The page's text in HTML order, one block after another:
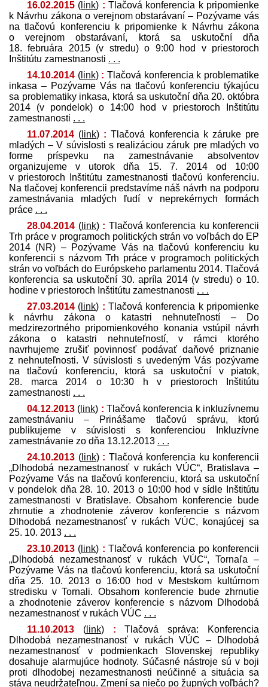
16.02.2015 ( link) : Tlačová konferencia k pripomienke
k Návrhu zákona o verejnom obstarávaní – Pozývame vás
na tlačovú konferenciu k pripomienke k Návrhu zákona
o verejnom obstarávaní, ktorá sa uskutoční dňa
18. februára 2015 (v stredu) o 9:00 hod v priestoroch
Inštitútu zamestnanosti . . .
14.10.2014 (link) : Tlačová konferencia k problematike
inkasa – Pozývame Vás na tlačovú konferenciu týkajúcu
sa problematiky inkasa, ktorá sa uskutoční dňa 20. októbra
2014 (v pondelok) o 14:00 hod v priestoroch Inštitútu
zamestnanosti . . .
11.07.2014 ( link) : Tlačová konferencia k záruke pre
mladých – V súvislosti s realizáciou záruk pre mladých vo
forme príspevku na zamestnávanie absolventov
organizujeme v utorok dňa 15. 7. 2014 od 10:00
v priestoroch Inštitútu zamestnanosti tlačovú konferenciu.
Na tlačovej konferencii pred­stavíme náš návrh na podporu
zamestnávania mladých ľudí v neprekérnych formách
práce . . .
28.04.2014 (link) : Tlačová konferencia ku konferencii
Trh práce v programoch politických strán vo voľbách do EP
2014 (NR) – Pozývame Vás na tlačovú konferenciu ku
konferencii s názvom Trh práce v programoch politických
strán vo voľbách do Európskeho parlamentu 2014. Tlačová
konferencia sa uskutoční 30. apríla 2014 (v stredu) o 10.
hodine v priestoroch Inštitútu zamestnanosti . . .
27.03.2014 ( link) : Tlačová konferencia k pripomienke
k návrhu zákona o katastri nehnuteľností – Do
medzirezortného pripomienkového konania vstúpil návrh
zákona o katastri nehnuteľností, v rámci ktorého
navrhujeme zrušiť povinnosť podávať daňové priznanie
z nehnuteľnosti. V súvislosti s uvedeným Vás pozývame
na tlačovú konferenciu, ktorá sa uskutoční v piatok,
28. marca 2014 o 10:30 h v priestoroch Inštitútu
zamestnanosti . . .
04.12.2013 ( link) : Tlačová konferencia k inkluzívnemu
zamestnávaniu – Prinášame tlačovú správu, ktorú
publikujeme v súvislosti s konferenciou Inkluzívne
zamestnávanie zo dňa 13.12.2013 . . .
24.10.2013 (link) : Tlačová konferencia ku konferencii
„Dlhodobá nezamestnanosť v rukách VÚC“, Bratislava –
Pozývame Vás na tlačovú konferenciu, ktorá sa uskutoční
v pondelok dňa 28. 10. 2013 o 10:00 hod v sídle Inštitútu
zamestnanosti v Bratislave. Obsahom konferencie bude
zhrnutie a zhodnotenie záverov konferencie s názvom
Dlhodobá nezamestnanosť v rukách VÚC, konajúcej sa
25. 10. 2013 . . .
23.10.2013 ( link) : Tlačová konferencia po konferencii
„Dlhodobá nezamestnanosť v rukách VÚC“, Tornaľa –
Pozývame Vás na tlačovú konferenciu, ktorá sa uskutoční
dňa 25. 10. 2013 o 16:00 hod v Mestskom kultúrnom
stredisku v Tornali. Obsahom konferencie bude zhrnutie
a zhodnotenie záverov konferencie s názvom Dlhodobá
nezamestnanosť v rukách VÚC . . .
11.10.2013 (link) : Tlačová správa: Konferencia
Dlhodobá nezamestnanosť v rukách VÚC – Dlhodobá
nezamestnanosť v podmienkach Slovenskej republiky
dosahuje alarmujúce hodnoty. Súčasné nástroje sú v boji
proti dlhodobej nezamestnanosti neúčinné a situácia sa
stáva neudržateľnou. Zmení sa niečo po župných voľbách?